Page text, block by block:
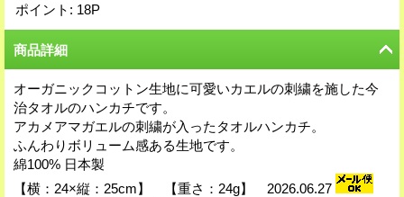
ポイント: 18P
商品詳細
オーガニックコットン生地に可愛いカエルの刺繍を施した今
治タオルのハンカチです。
アカメアマガエルの刺繍が入ったタオルハンカチ。
ふんわりボリューム感ある生地です。
綿100% 日本製
【横：24×縦：25cm】 【重さ：24g】 2026.06.27